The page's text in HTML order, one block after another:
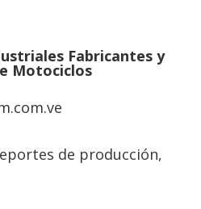
Fabricantes y
Motociclos
de producción,